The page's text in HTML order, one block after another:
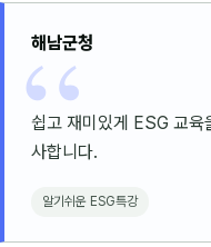
해남군청
쉽고 재미있게 ESG 교육
사합니다.
알기쉬운 ESG특강